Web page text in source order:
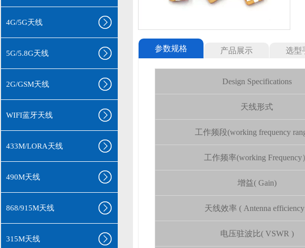
4G/5G天线
5G/5.8G天线
2G/GSM天线
WIFI蓝牙天线
433M/LORA天线
490M天线
868/915M天线
315M天线
参数规格 产品展示 选型
Design Specifications
天线形式
工作频段(working frequency
工作频率(working Frequency）
增益( Gain)
天线效率 ( Antenna
电压驻波比( VSWR )